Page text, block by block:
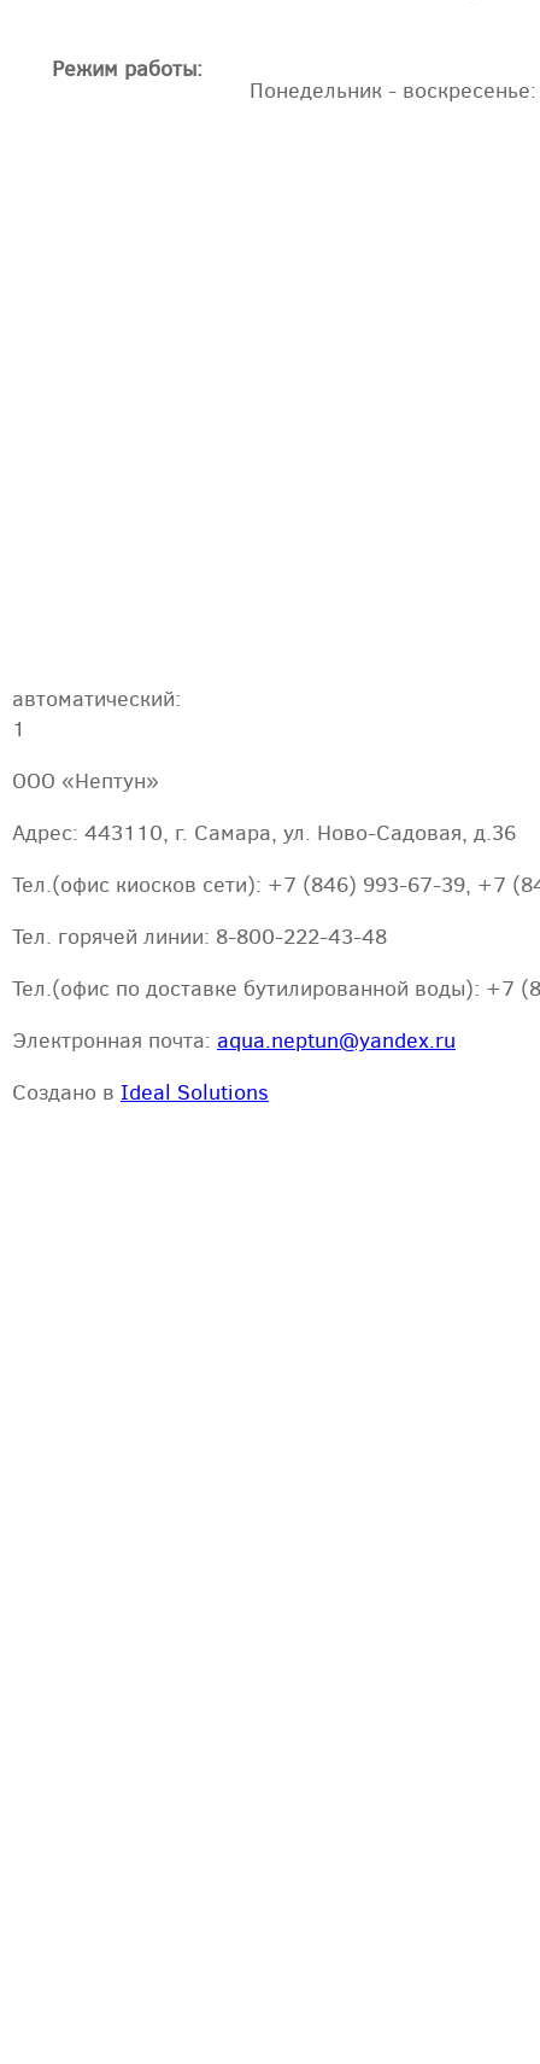
Режим работы:
Понедельник -
автоматический:
1
ООО «Нептун»
Адрес: 443110, г. Самара, ул. Ново-Садовая, д.36
Тел.(офис киосков сети): +7 (846) 993-67-39, +7
Тел. горячей линии: 8-800-222-43-48
Тел.(офис по доставке бутилированной воды):
Электронная почта: aqua.neptun@yandex.ru
Создано в Ideal Solutions